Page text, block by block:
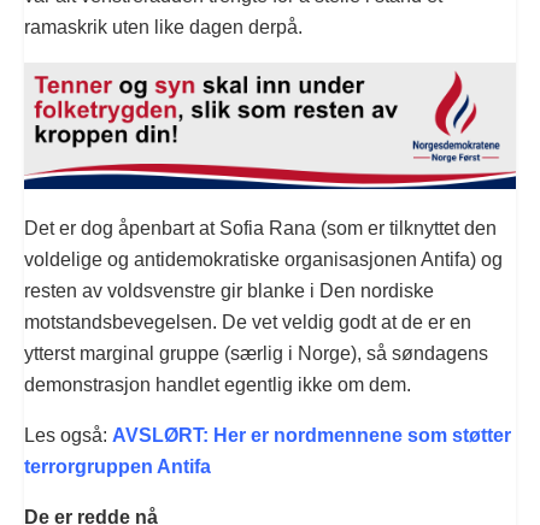
ramaskrik uten like dagen derpå.
Det er dog åpenbart at Sofia Rana (som er tilknyttet den
voldelige og antidemokratiske organisasjonen Antifa) og
resten av voldsvenstre gir blanke i Den nordiske
motstandsbevegelsen. De vet veldig godt at de er en
ytterst marginal gruppe (særlig i Norge), så søndagens
demonstrasjon handlet egentlig ikke om dem.
Les også: AVSLØRT: Her er nordmennene som støtter
terrorgruppen Antifa
De er redde nå